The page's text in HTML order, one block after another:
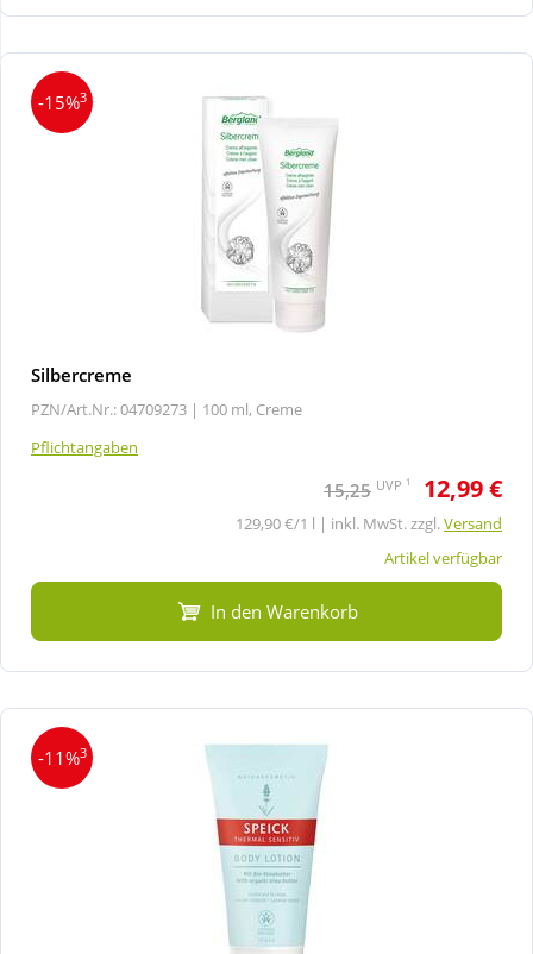
Wellness
-15%3
Silbercreme
PZN/Art.Nr.: 04709273 | 100 ml, Creme
Pflichtangaben
15,25 UVP 1 12,99 €
129,90 €/1 l | inkl. MwSt. zzgl.Versand
Artikel verfügbar
In den Warenkorb
-11%3